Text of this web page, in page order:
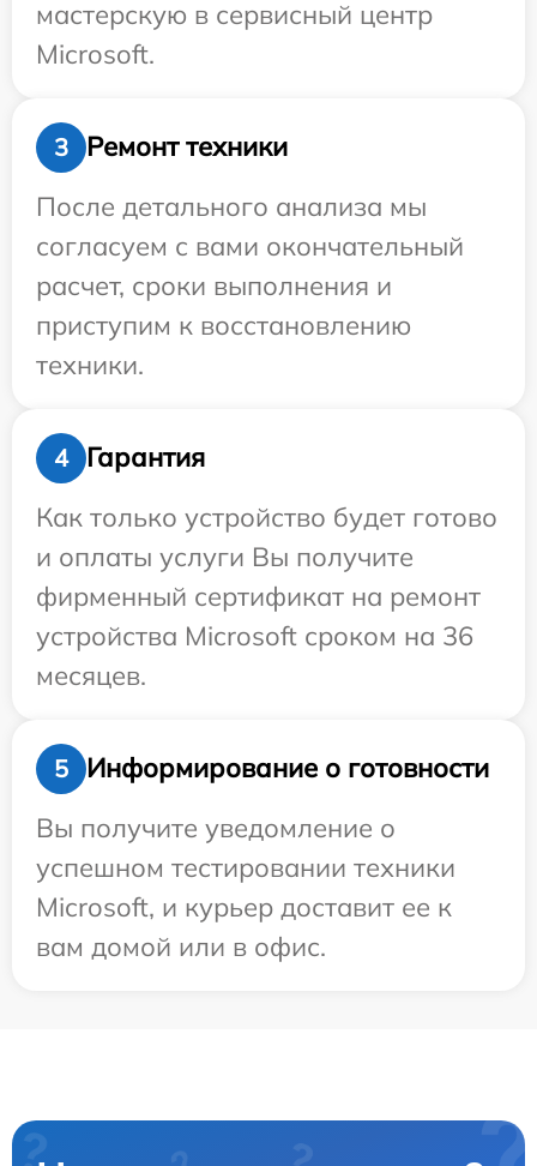
мастерскую в сервисный центр
Microsoft.
3
Ремонт техники
После детального анализа мы
согласуем с вами окончательный
расчет, сроки выполнения и
приступим к восстановлению
техники.
4
Гарантия
Как только устройство будет готово
и оплаты услуги Вы получите
фирменный сертификат на ремонт
устройства Microsoft сроком на 36
месяцев.
5
Информирование о готовности
Вы получите уведомление о
успешном тестировании техники
Microsoft, и курьер доставит ее к
вам домой или в офис.